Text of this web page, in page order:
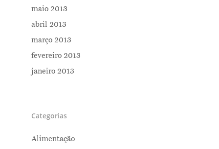
maio 2013
abril 2013
março 2013
fevereiro 2013
janeiro 2013
Categorias
Alimentação